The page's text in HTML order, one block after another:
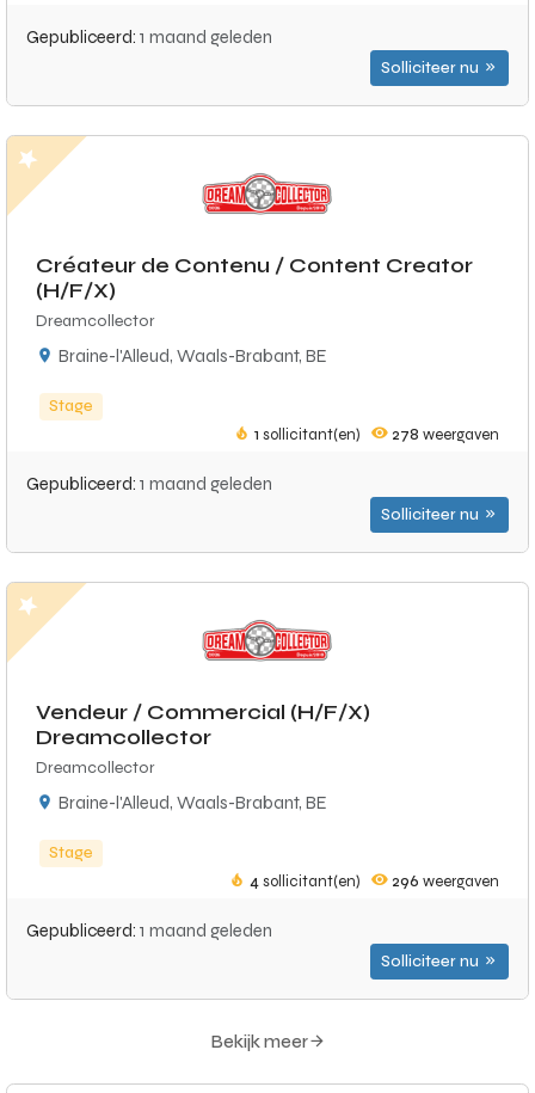
Gepubliceerd: 1 maand geleden
Solliciteer nu
Créateur de Contenu / Content Creator
(H/F/X)
Dreamcollector
Braine-l'Alleud, Waals-Brabant, BE
Stage
1 sollicitant(en) 278 weergaven
Gepubliceerd: 1 maand geleden
Solliciteer nu
Vendeur / Commercial (H/F/X)
Dreamcollector
Dreamcollector
Braine-l'Alleud, Waals-Brabant, BE
Stage
4sollicitant(en) 296 weergaven
Gepubliceerd: 1 maand geleden
Solliciteer nu
Bekijk meer